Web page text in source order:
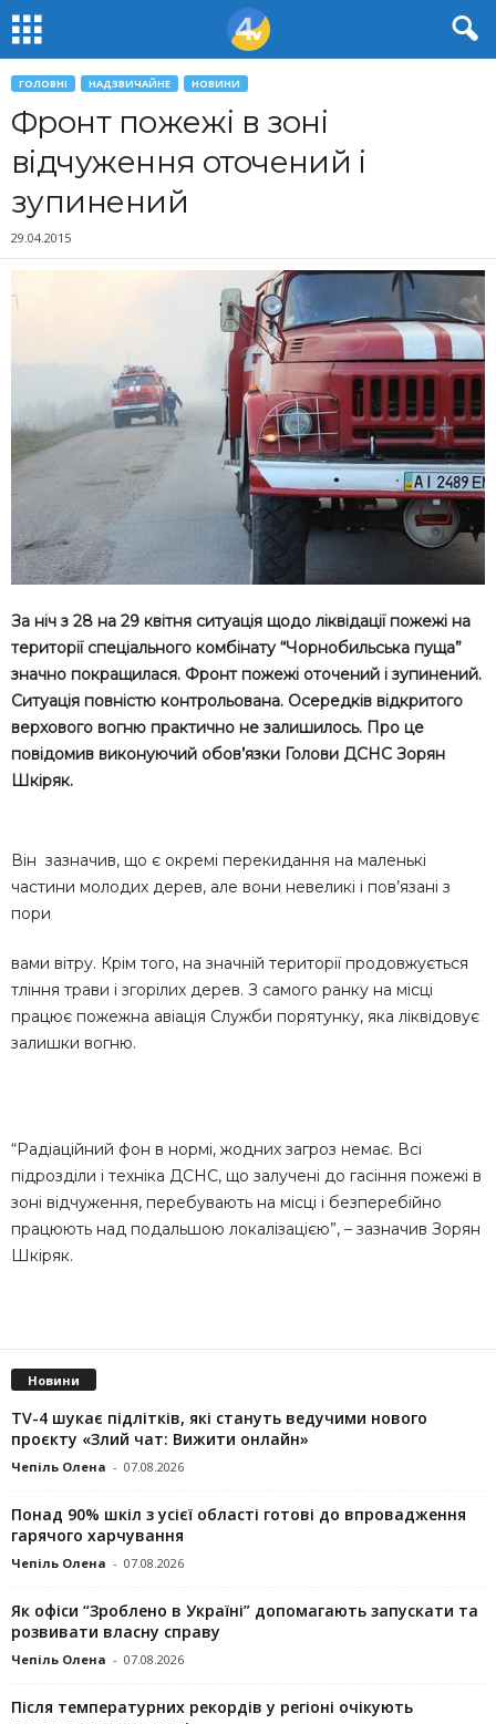
ГОЛОВНІ НАДЗВИЧАЙНЕ НОВИНИ
Фронт пожежі в зоні
відчуження оточений і
зупинений
29.04.2015
За ніч з 28 на 29 квітня ситуація щодо ліквідації пожежі на
території спеціального комбінату “Чорнобильська пуща”
значно покращилася. Фронт пожежі оточений і зупинений.
Ситуація повністю контрольована. Осередків відкритого
верхового вогню практично не залишилось. Про це
повідомив виконуючий обов’язки Голови ДСНС Зорян
Шкіряк.
Він зазначив, що є окремі перекидання на маленькі
частини молодих дерев, але вони невеликі і пов’язані з
пори
вами вітру. Крім того, на значній території продовжується
тління трави і згорілих дерев. З самого ранку на місці
працює пожежна авіація Служби порятунку, яка ліквідовує
залишки вогню.
“Радіаційний фон в нормі, жодних загроз немає. Всі
підрозділи і техніка ДСНС, що залучені до гасіння пожежі в
зоні відчуження, перебувають на місці і безперебійно
працюють над подальшою локалізацією”, – зазначив Зорян
Шкіряк.
Новини
TV-4 шукає підлітків, які стануть ведучими нового
проєкту «Злий чат: Вижити онлайн»
Чепіль Олена - 07.08.2026
Понад 90% шкіл з усієї області готові до впровадження
гарячого харчування
Чепіль Олена - 07.08.2026
Як офіси “Зроблено в Україні” допомагають запускaти та
розвивати власну справу
Чепіль Олена - 07.08.2026
Після температурних рекордів у регіоні очікують